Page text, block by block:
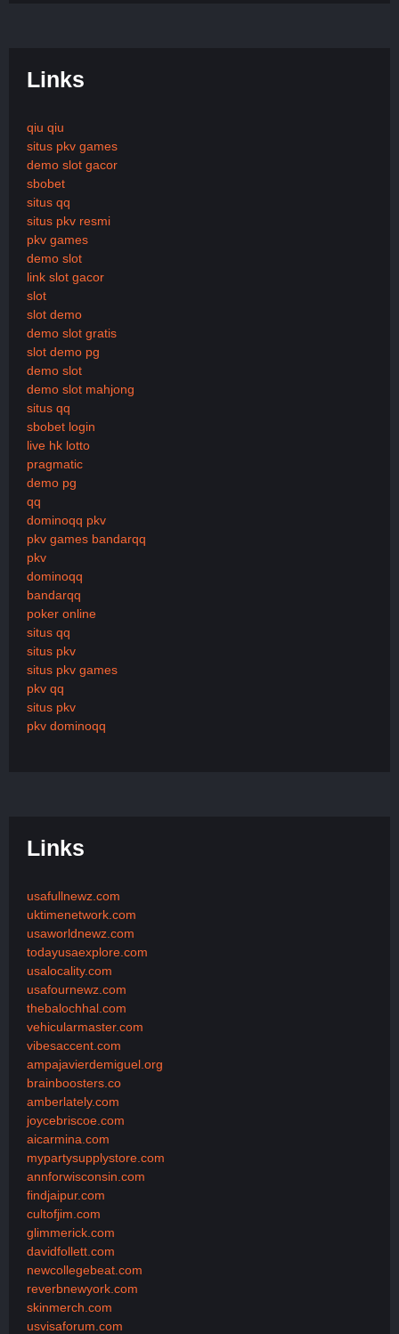
Links
qiu qiu
situs pkv games
demo slot gacor
sbobet
situs qq
situs pkv resmi
pkv games
demo slot
link slot gacor
slot
slot demo
demo slot gratis
slot demo pg
demo slot
demo slot mahjong
situs qq
sbobet login
live hk lotto
pragmatic
demo pg
qq
dominoqq pkv
pkv games bandarqq
pkv
dominoqq
bandarqq
poker online
situs qq
situs pkv
situs pkv games
pkv qq
situs pkv
pkv dominoqq
Links
usafullnewz.com
uktimenetwork.com
usaworldnewz.com
todayusaexplore.com
usalocality.com
usafournewz.com
thebalochhal.com
vehicularmaster.com
vibesaccent.com
ampajavierdemiguel.org
brainboosters.co
amberlately.com
joycebriscoe.com
aicarmina.com
mypartysupplystore.com
annforwisconsin.com
findjaipur.com
cultofjim.com
glimmerick.com
davidfollett.com
newcollegebeat.com
reverbnewyork.com
skinmerch.com
usvisaforum.com